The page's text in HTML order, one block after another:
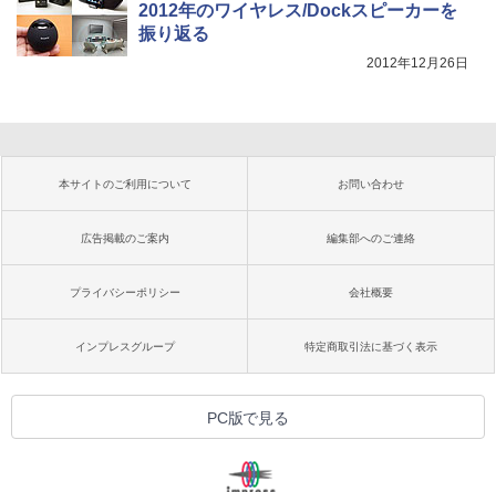
2012年のワイヤレス/Dockスピーカーを
振り返る
2012年12月26日
本サイトのご利用について お問い合わせ
広告掲載のご案内 編集部へのご連絡
プライバシーポリシー 会社概要
インプレスグループ 特定商取引法に基づく表示
PC版で見る